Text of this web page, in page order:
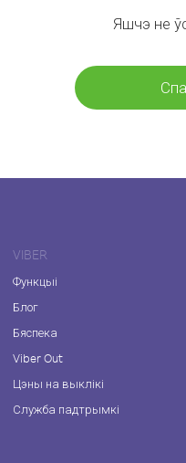
Яшчэ не
VIBER
Функцыі
Блог
Бяспека
Viber Out
Цэны на выклікі
Служба падтрымкі